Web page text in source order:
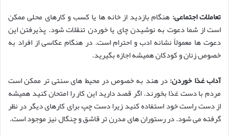
تعاملات اجتماعی: هنگام بازدید از خانه ها یا کسب و کارهای محلی ممکن
است از شما دعوت به نوشیدن چای یا خوردن تنقلات شود. پذیرفتن این
دعوت ها معمولاً نشانه ادب و احترام است. در هنگام عکاسی از افراد به
خصوص زنان و کودکان همیشه اجازه بگیرید.
آداب غذا خوردن:در هند به خصوص در محیط های سنتی تر ممکن است
مردم با دست غذا بخورند. اگر قصد دارید این کار را امتحان کنید همیشه
از دست راست خود استفاده کنید زیرا دست چپ برای کارهای دیگر در نظر
گرفته می شود. در رستوران های مدرن تر قاشق و چنگال نیز موجود است.